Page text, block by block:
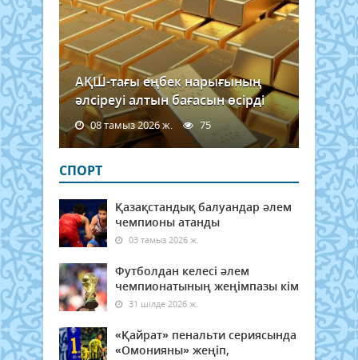
АҚШ-тағы еңбек нарығының
әлсіреуі алтын бағасын өсірді
08 тамыз 2026 ж. 75
СПОРТ
Қазақстандық балуандар әлем
чемпионы атанды
03 тамыз 2026 ж.
Футболдан келесі әлем
чемпионатының жеңімпазы кім
31 шілде 2026 ж.
«Қайрат» пенальти сериясында
«Омонияны» жеңіп,